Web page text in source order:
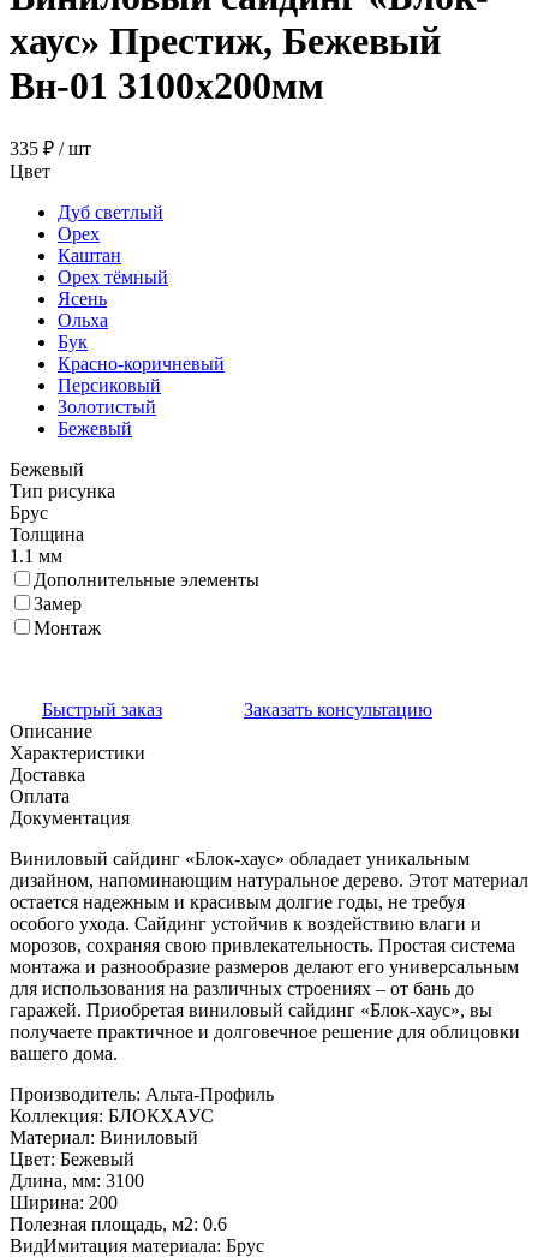
хаус» Престиж, Бежевый
Вн-01 3100х200мм
335 ₽ / шт
Цвет
Дуб светлый
Орех
Каштан
Орех тёмный
Ясень
Ольха
Бук
Красно-коричневый
Персиковый
Золотистый
Бежевый
Бежевый
Тип рисунка
Брус
Толщина
1.1 мм
Дополнительные элементы
Замер
Монтаж
Быстрый заказ
Заказать консультацию
Описание
Характеристики
Доставка
Оплата
Документация
Виниловый сайдинг «Блок-хаус» обладает уникальным
дизайном, напоминающим натуральное дерево. Этот материал
остается надежным и красивым долгие годы, не требуя
особого ухода. Сайдинг устойчив к воздействию влаги и
морозов, сохраняя свою привлекательность. Простая система
монтажа и разнообразие размеров делают его универсальным
для использования на различных строениях – от бань до
гаражей. Приобретая виниловый сайдинг «Блок-хаус», вы
получаете практичное и долговечное решение для облицовки
вашего дома.
Производитель: Альта-Профиль
Коллекция: БЛОКХАУС
Материал: Виниловый
Цвет: Бежевый
Длина, мм: 3100
Ширина: 200
Полезная площадь, м2: 0.6
ВидИмитация материала: Брус